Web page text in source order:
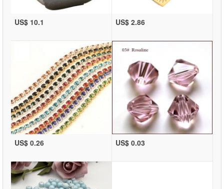
US$ 10.1 US$ 2.86
US$ 0.26 US$ 0.03